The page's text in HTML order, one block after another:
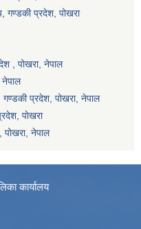
गण्डकी प्रदेश, पोखरा
, पोखरा, नेपाल
गण्डकी प्रदेश, पोखरा, नेपाल
पाेखरा
पोखरा, नेपाल
कार्यालय